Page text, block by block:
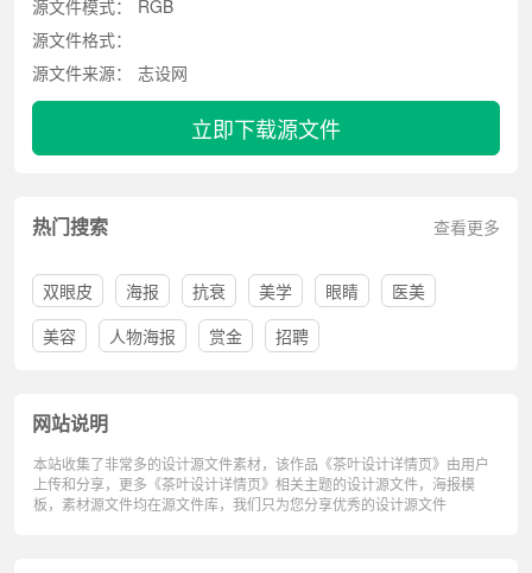
源文件模式：
RGB
源文件格式：
源文件来源：
志设网
立即下载源文件
热门搜索 查看更多
双眼皮 海报 抗衰 美学 眼睛
医美
美容
人物海报 赏金 招聘
网站说明
本站收集了非常多的设计源文件素材，该作品《茶叶设计详情页》由用户
上传和分享，更多《茶叶设计详情页》相关主题的设计源文件，海报模
板，素材源文件均在源文件库，我们只为您分享优秀的设计源文件